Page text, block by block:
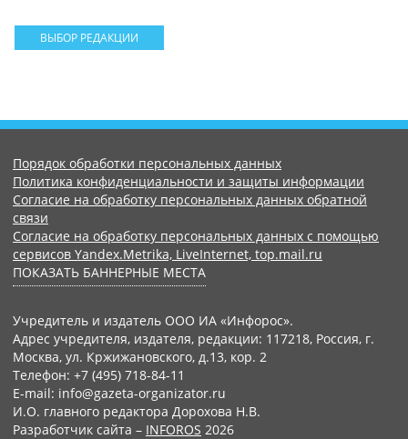
ВЫБОР РЕДАКЦИИ
Порядок обработки персональных данных
Политика конфиденциальности и защиты информации
Согласие на обработку персональных данных обратной
связи
Согласие на обработку персональных данных с помощью
сервисов Yandex.Metrika, LiveInternet, top.mail.ru
ПОКАЗАТЬ БАННЕРНЫЕ МЕСТА
Учредитель и издатель ООО ИА «Инфорос».
Адрес учредителя, издателя, редакции: 117218, Россия, г.
Москва, ул. Кржижановского, д.13, кор. 2
Телефон: +7 (495) 718-84-11
E-mail: info@gazeta-organizator.ru
И.О. главного редактора Дорохова Н.В.
Разработчик сайта – INFOROS 2026